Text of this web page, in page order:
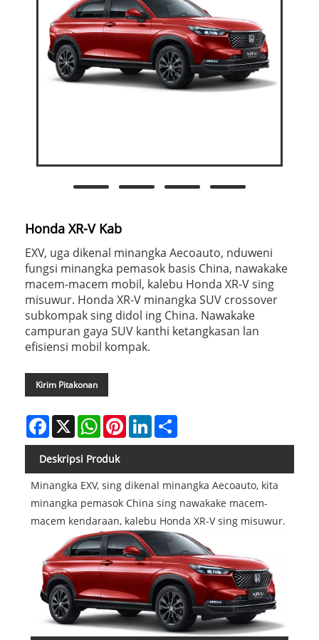
Honda XR-V Kab
EXV, uga dikenal minangka Aecoauto, nduweni
fungsi minangka pemasok basis China, nawakake
macem-macem mobil, kalebu Honda XR-V sing
misuwur. Honda XR-V minangka SUV crossover
subkompak sing didol ing China. Nawakake
campuran gaya SUV kanthi ketangkasan lan
efisiensi mobil kompak.
Kirim Pitakonan
Facebook
X WhatsAppPinterestLinkedIn
Deskripsi Produk
Minangka EXV, sing dikenal minangka Aecoauto, kita
minangka pemasok China sing nawakake macem-
macem kendaraan, kalebu Honda XR-V sing misuwur.